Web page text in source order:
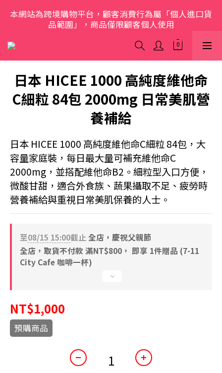
歡迎光臨 S.A.W
本網站為跨境購物平台，顧客消費行為屬「個人進口貨
品範圍」，商品僅限顧客個人使用
歡迎光臨 S.A.W
日本 HICEE 1000 高純度維他命
C細粒 84包 2000mg 日常美肌營
養補給
日本 HICEE 1000 高純度維他命C細粒 84包，大
容量家庭裝，每日最大量可補充維他命C
2000mg，並搭配維他命B2。細粒型入口方便，
微酸甘甜，適合外食族、蔬果攝取不足、疲勞時
營養補給與重視日常美肌保養的人士。
至08/15 15:00截止 全店，慶祝父親節
全店，取貨不付款 滿NT$800， 即享 1件贈品 (7-11
City Cafe 咖啡一杯)
NT$1,000
預購商品